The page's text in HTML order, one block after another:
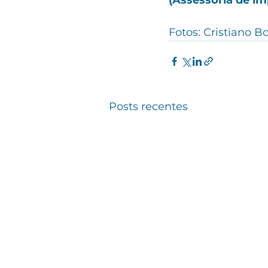
Fotos: Cristiano
Posts recentes